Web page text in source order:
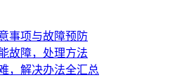
事项与故障预防​
故障，处理方法​
，解决办法全汇总​